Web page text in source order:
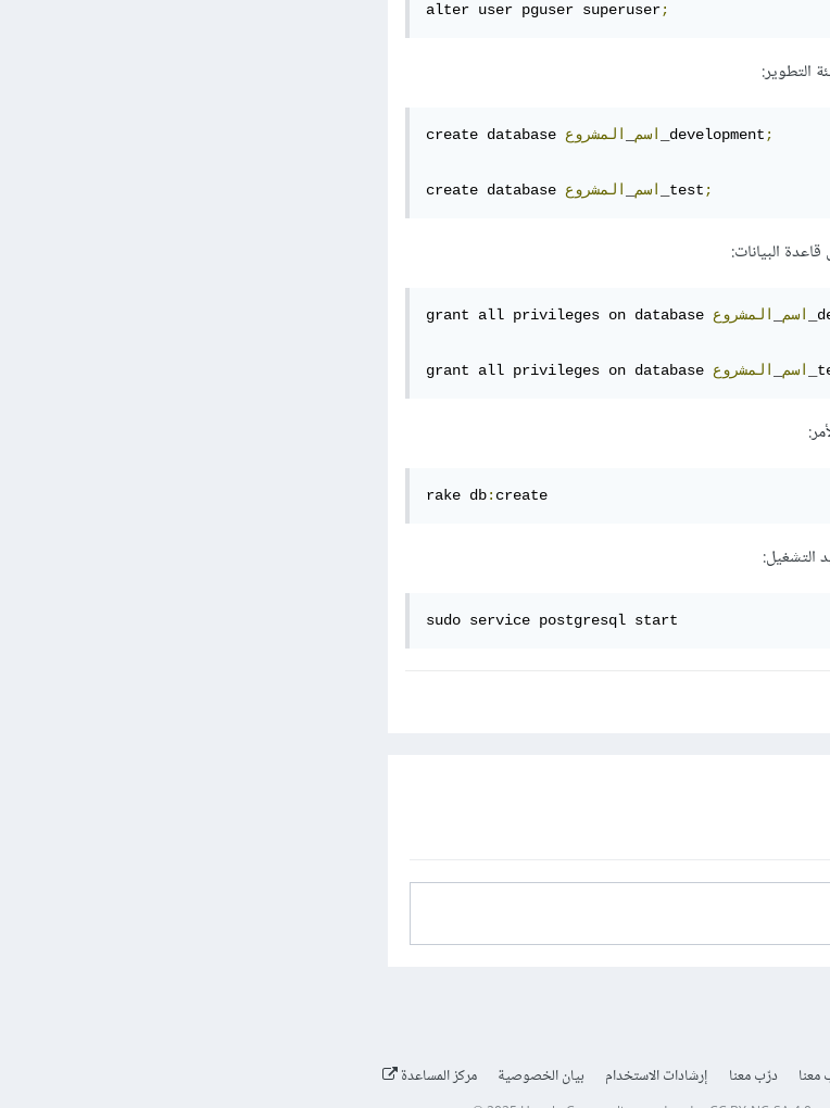
alter user pguser superuser;
التطوير:
create database اسم المشروع _development ;
create database اسم المشروع _test ;
البيانات:
grant all privileges on database اسم المشروع
grant all privileges on database اسم المشروع
rake db:
sudo service postgresql start
معنا درّب معنا إرشادات الاستخدام بيان الخصوصية مركز المساعدة